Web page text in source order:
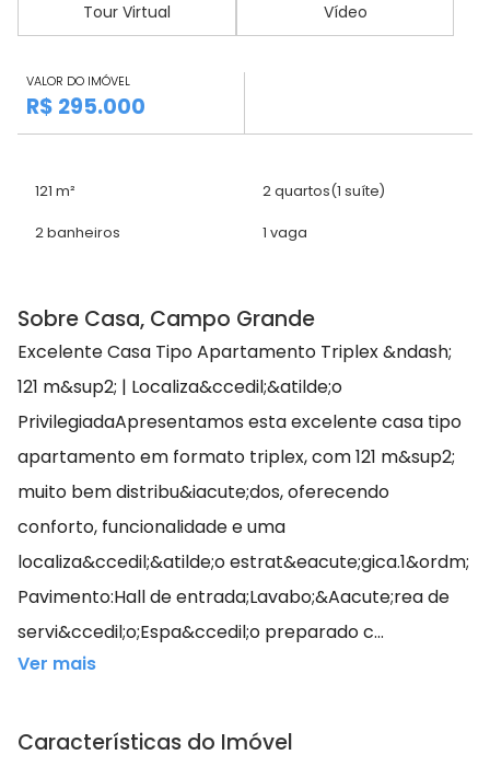
Tour Virtual Vídeo
VALOR DO IMÓVEL
R$ 295.000
121 m² 2 quartos(1 suíte)
2 banheiros 1 vaga
Sobre Casa, Campo Grande
Excelente Casa Tipo Apartamento Triplex &ndash;
121 m&sup2; | Localiza&ccedil;&atilde;o
PrivilegiadaApresentamos esta excelente casa tipo
apartamento em formato triplex, com 121 m&sup2;
muito bem distribu&iacute;dos, oferecendo
conforto, funcionalidade e uma
localiza&ccedil;&atilde;o estrat&eacute;gica.1&ordm;
Pavimento:Hall de entrada;Lavabo;&Aacute;rea de
servi&ccedil;o;Espa&ccedil;o preparado c...
Ver mais
Características do Imóvel